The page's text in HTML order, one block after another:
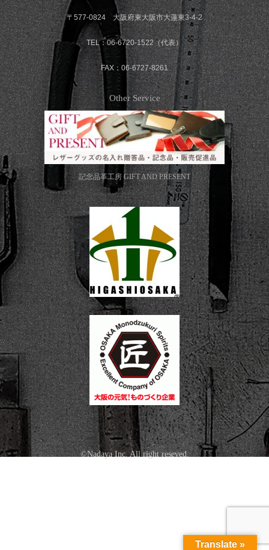
〒577-0824 大阪府東大阪市大蓮東3-4-2
TEL：06-6720-1522（代表）
FAX：06-6727-8261
Other Service
記念品革工房 GIFT AND PRESENT
©Nadaya Inc. All right reseved.
Translate »